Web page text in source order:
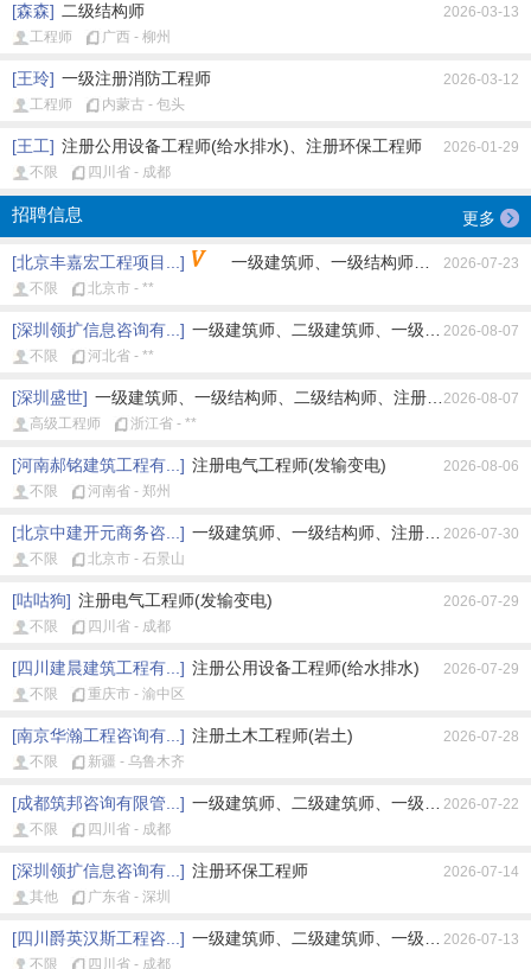
[森森] 二级结构师
2026-03-13
工程师
广西 - 柳州
[王玲] 一级注册消防工程师
2026-03-12
工程师
内蒙古 - 包头
[王工] 注册公用设备工程师(给水排水)、注册环保工程师
2026-01-29
不限
四川省 - 成都
招聘信息 更多
[北京丰嘉宏工程项目...] 一级建筑师、一级结构师、注册公用设
2026-07-23
不限
北京市 - **
[深圳领扩信息咨询有...] 一级建筑师、二级建筑师、一级结构师、二
2026-08-07
不限
河北省 - **
[深圳盛世] 一级建筑师、一级结构师、二级结构师、注册土木工程师(
2026-08-07
高级工程师
浙江省 - **
[河南郝铭建筑工程有...] 注册电气工程师(发输变电)
2026-08-06
不限
河南省 - 郑州
[北京中建开元商务咨...] 一级建筑师、一级结构师、注册公用设备工
2026-07-30
不限
北京市 - 石景山
[咕咕狗] 注册电气工程师(发输变电)
2026-07-29
不限
四川省 - 成都
[四川建晨建筑工程有...] 注册公用设备工程师(给水排水)
2026-07-29
不限
重庆市 - 渝中区
[南京华瀚工程咨询有...] 注册土木工程师(岩土)
2026-07-28
不限
新疆 - 乌鲁木齐
[成都筑邦咨询有限管...] 一级建筑师、二级建筑师、一级结构师、二
2026-07-22
不限
四川省 - 成都
[深圳领扩信息咨询有...] 注册环保工程师
2026-07-14
其他
广东省 - 深圳
[四川爵英汉斯工程咨...] 一级建筑师、二级建筑师、一级结构师、二
2026-07-13
不限
四川省 - 成都